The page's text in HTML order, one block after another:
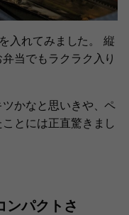
入れてみました。 縦
当でもラクラク入り
かなと思いきや、ペ
とには正直驚きまし
ンパクトさ